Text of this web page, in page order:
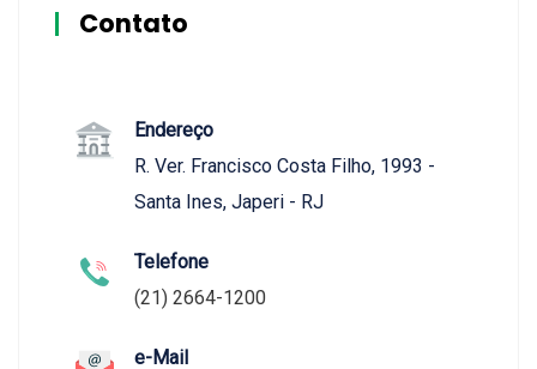
Contato
Endereço
R. Ver. Francisco Costa Filho, 1993 -
Santa Ines, Japeri - RJ
Telefone
(21) 2664-1200
e-Mail